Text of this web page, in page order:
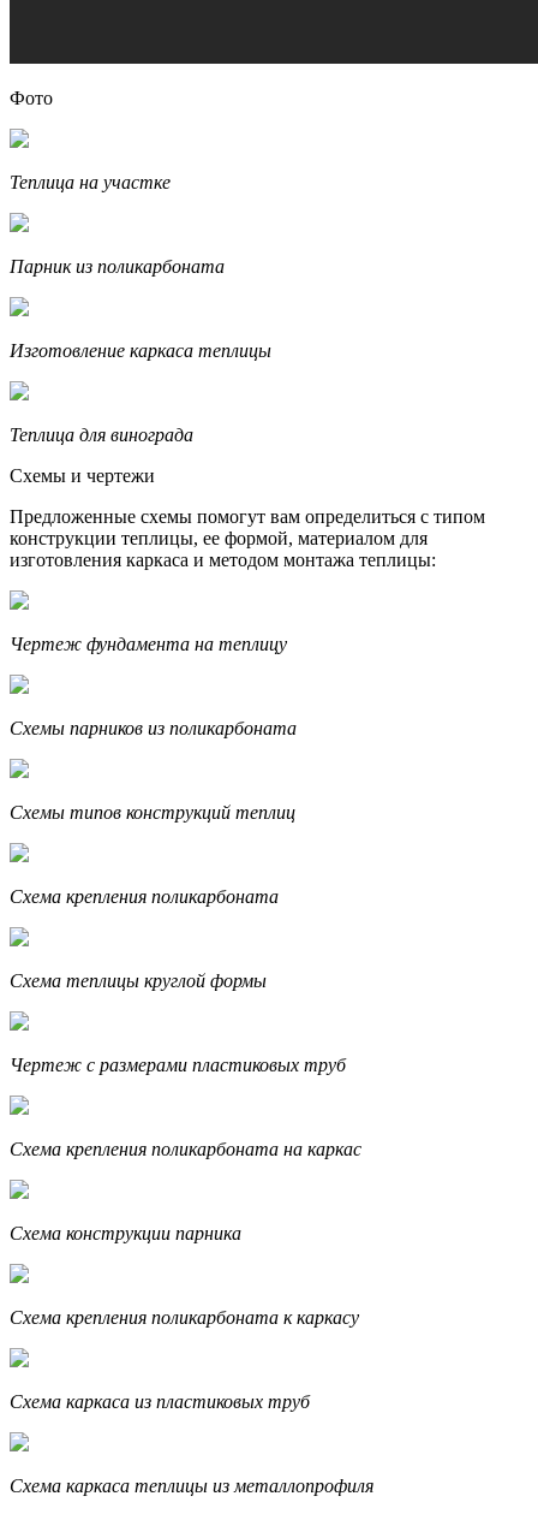
Фото
Теплица на участке
Парник из поликарбоната
Изготовление каркаса теплицы
Теплица для винограда
Схемы и чертежи
Предложенные схемы помогут вам определиться с типом
конструкции теплицы, ее формой, материалом для
изготовления каркаса и методом монтажа теплицы:
Чертеж фундамента на теплицу
Схемы парников из поликарбоната
Схемы типов конструкций теплиц
Схема крепления поликарбоната
Схема теплицы круглой формы
Чертеж с размерами пластиковых труб
Схема крепления поликарбоната на каркас
Схема конструкции парника
Схема крепления поликарбоната к каркасу
Схема каркаса из пластиковых труб
Схема каркаса теплицы из металлопрофиля